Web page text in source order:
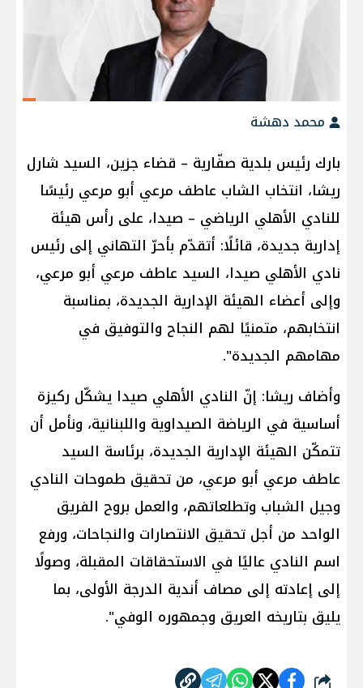
محمد دهشة
بارك رئيس بلدية صفّارية – قضاء جزين، السيد شارل
ريشا، انتخاب الشاب عاطف مرعي أبو مرعي رئيسًا
للنادي الأهلي الرياضي – صيدا، على رأس هيئة
إدارية جديدة، قائلًا: أتقدّم بأحرّ التهاني إلى رئيس
نادي الأهلي صيدا، السيد عاطف مرعي أبو مرعي،
وإلى أعضاء الهيئة الإدارية الجديدة، بمناسبة
انتخابهم، متمنيًا لهم النجاح والتوفيق في
مهامهم الجديدة".
وأضاف ريشا: إنّ النادي الأهلي صيدا يشكّل ركيزة
أساسية في الرياضة الصيداوية واللبنانية، ونأمل أن
تتمكّن الهيئة الإدارية الجديدة، برئاسة السيد
عاطف مرعي أبو مرعي، من تحقيق طموحات النادي
وجيل الشباب وتطلعاتهم، والعمل بروح الفريق
الواحد من أجل تحقيق الانتصارات والنجاحات، ورفع
اسم النادي عاليًا في الاستحقاقات المقبلة، وصولًا
إلى إعادته إلى مصاف أندية الدرجة الأولى، بما
يليق بتاريخه العريق وجمهوره الوفي".